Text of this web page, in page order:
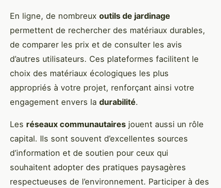
En ligne, de nombreux outils de jardinage
permettent de rechercher des matériaux durables,
de comparer les prix et de consulter les avis
d’autres utilisateurs. Ces plateformes facilitent le
choix des matériaux écologiques les plus
appropriés à votre projet, renforçant ainsi votre
engagement envers la durabilité.
Les réseaux communautaires jouent aussi un rôle
capital. Ils sont souvent d’excellentes sources
d’information et de soutien pour ceux qui
souhaitent adopter des pratiques paysagères
respectueuses de l’environnement. Participer à des